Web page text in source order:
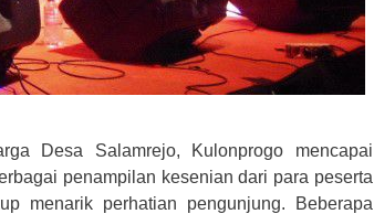
Desa Salamrejo, Kulonprogo mencapai
penampilan kesenian dari para peserta
menarik perhatian pengunjung. Beberapa